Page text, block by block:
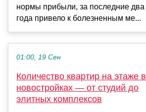
нормы прибыли, за последние два
года привело к болезненным ме...
01:00, 19 Сен
Количество квартир на этаже в
новостройках — от студий до
элитных комплексов